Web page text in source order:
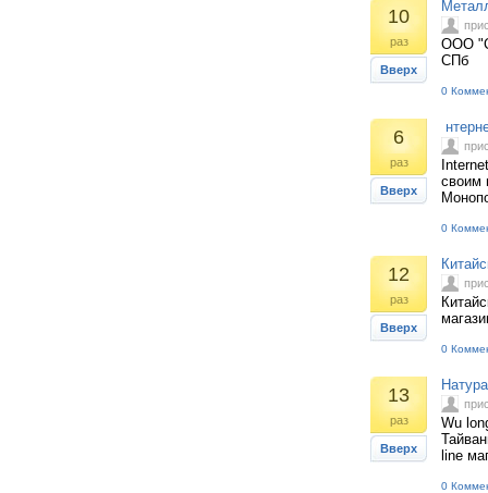
10
раз
Вверх
ООО
СПб
0
6
раз
Вверх
своим
0
12
раз
Вверх
0
13
раз
Вверх
Wu
line
0